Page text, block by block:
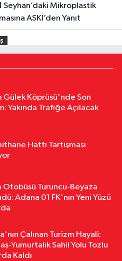
ASKİ’den Yanıt
Göçükte Hayatını Kaybeden
Cenazesi Ailesine Teslim
Feke’de Mahalle Çalışmaları
Yumurtalık’ta Yollar,
Kozan’da Yaz Konserleri
Gülek Köprüsü'nde Son
Yakında Trafiğe Açılacak
Hattı Tartışması
Otobüsü Turuncu-Beyaza
Adana 01 FK'nın Yeni Yüzü
Çalınan Turizm Hayali:
Yumurtalık Sahil Yolu Tozlu
Kaldı